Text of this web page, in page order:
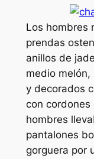
Los hombres
prendas
anillos de
medio
y decorados
con cordones
hombres
pantalones
gorguera por